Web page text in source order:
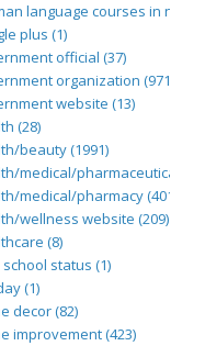
language courses in nepal
plus (1)
official (37)
organization (971)
website (13)
(28)
beauty (1991)
medical/pharmaceuticals
medical/pharmacy (401)
wellness website (209)
(8)
status (1)
(1)
decor (82)
improvement (423)